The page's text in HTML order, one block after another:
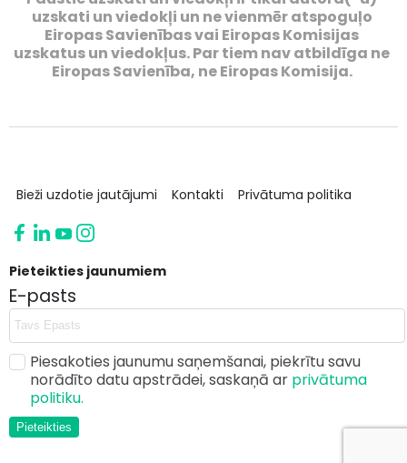
uzskati un viedokļi un ne vienmēr atspoguļo
Eiropas Savienības vai Eiropas Komisijas
uzskatus un viedokļus. Par tiem nav atbildīga ne
Eiropas Savienība, ne Eiropas Komisija.
Bieži uzdotie jautājumi Kontakti Privātuma politika
Pieteikties jaunumiem
E-pasts
Piesakoties jaunumu saņemšanai, piekrītu savu
norādīto datu apstrādei, saskaņā ar privātuma
politiku.
Pieteikties